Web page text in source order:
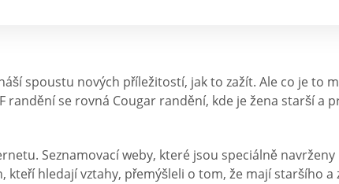
spoustu nových příležitostí, jak to zažít. Ale co je to
se rovná Cougar randění, kde je žena starší
Seznamovací weby, které jsou speciálně
hledají vztahy, přemýšleli o tom, že mají staršího